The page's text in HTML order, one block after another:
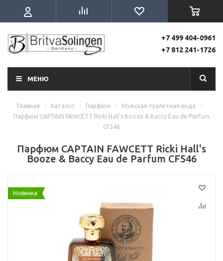
+7 499 404-0961
+7 812 241-1726
МЕНЮ
Главная - Каталог - Парфюм - Мужская туалетная вода
-
Парфюм CAPTAIN FAWCETT Ricki Hall's Booze & Baccy Eau de Parfum
CF546
Парфюм CAPTAIN FAWCETT Ricki Hall's
Booze & Baccy Eau de Parfum CF546
Новинка